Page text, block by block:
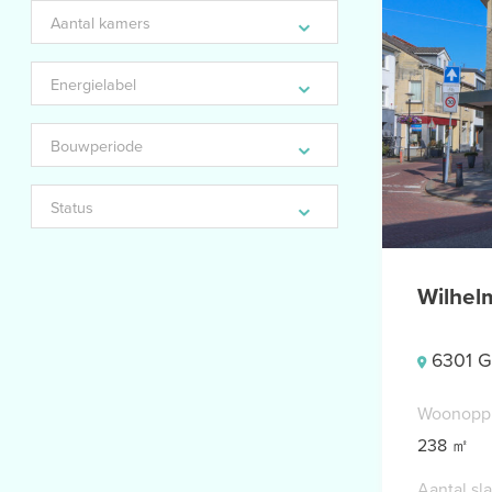
Aantal
kamers
Energielabel
Bouwperiode
Status
6301
Woonopp
238 ㎡